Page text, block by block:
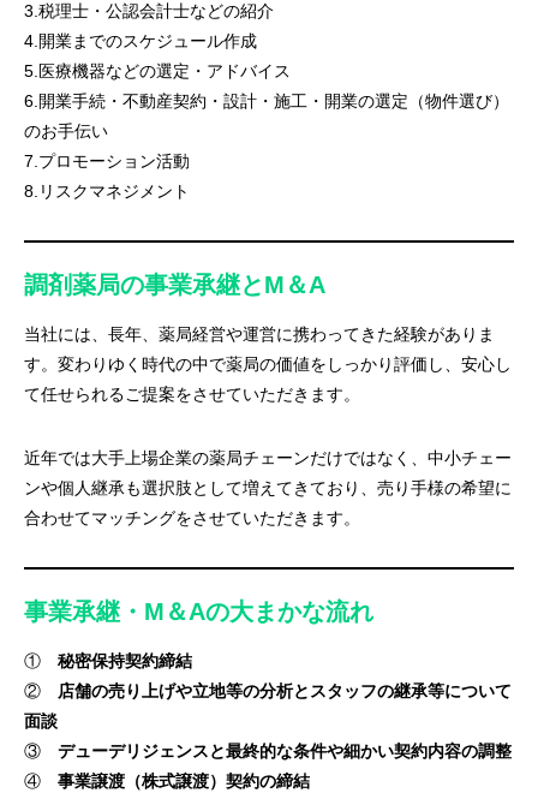
3.税理士・公認会計士などの紹介
4.開業までのスケジュール作成
5.医療機器などの選定・アドバイス
6.開業手続・不動産契約・設計・施工・開業の選定（物件選び）
のお手伝い
7.プロモーション活動
8.リスクマネジメント
調剤薬局の事業承継とM＆A
当社には、長年、薬局経営や運営に携わってきた経験がありま
す。変わりゆく時代の中で薬局の価値をしっかり評価し、安心し
て任せられるご提案をさせていただきます。
近年では大手上場企業の薬局チェーンだけではなく、中小チェー
ンや個人継承も選択肢として増えてきており、売り手様の希望に
合わせてマッチングをさせていただきます。
事業承継・M＆Aの大まかな流れ
① 秘密保持契約締結
②
店舗の売り上げや立地等の分析とスタッフの継承等について
面談
③ デューデリジェンスと最終的な条件や細かい契約内容の調整
④ 事業譲渡（株式譲渡）契約の締結